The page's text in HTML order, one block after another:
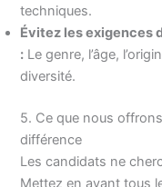
techniques.
Évitez les exigences
: Le genre, l’âge,
diversité.
5. Ce que nous
différence
Les candidats ne
Mettez en avant tous